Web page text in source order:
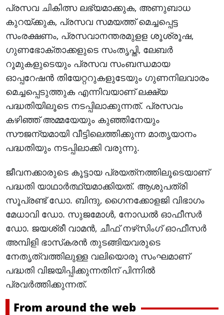
പ്രസവ ചികിത്സ ലഭ്യമാക്കുക, അണുബാധ
കുറയ്ക്കുക, പ്രസവ സമയത്ത് മെച്ചപ്പെട്ട
സംരക്ഷണം, പ്രസവാനന്തരമുളള ശൂശ്രൂഷ,
ഗുണഭോക്താക്കളുടെ സംതൃപ്തി, ലേബര്‍
റൂമുകളുടെയും പ്രസവ സംബന്ധമായ
ഓപ്പറേഷന്‍ തിയേറ്ററുകളുടേയും ഗുണനിലവാരം
മെച്ചപ്പെടുത്തുക എന്നിവയാണ് ലക്ഷ്യ
പദ്ധതിയിലൂടെ നടപ്പിലാക്കുന്നത്. പ്രസവം
കഴിഞ്ഞ് അമ്മയേയും കുഞ്ഞിനേയും
സൗജന്യമായി വീട്ടിലെത്തിക്കുന്ന മാതൃയാനം
പദ്ധതിയും നടപ്പിലാക്കി വരുന്നു.
ജീവനക്കാരുടെ കൂട്ടായ പ്രയത്‌നത്തിലൂടെയാണ്
പദ്ധതി യാഥാര്‍ത്ഥ്യമാക്കിയത്. ആശുപത്രി
സൂപ്രണ്ട് ഡോ. ബിന്ദു, ഗൈനക്കോളജി വിഭാഗം
മേധാവി ഡോ. സുജമോള്‍, നോഡല്‍ ഓഫീസര്‍
ഡോ. ജയശ്രീ വാമന്‍, ചീഫ് നഴ്‌സിംഗ് ഓഫീസര്‍
അമ്പിളി ഭാസ്‌കരന്‍ തുടങ്ങിയവരുടെ
നേതൃത്വത്തിലുള്ള വലിയൊരു സംഘമാണ്
പദ്ധതി വിജയിപ്പിക്കുന്നതിന് പിന്നില്‍
പ്രവര്‍ത്തിക്കുന്നത്.
From around the web